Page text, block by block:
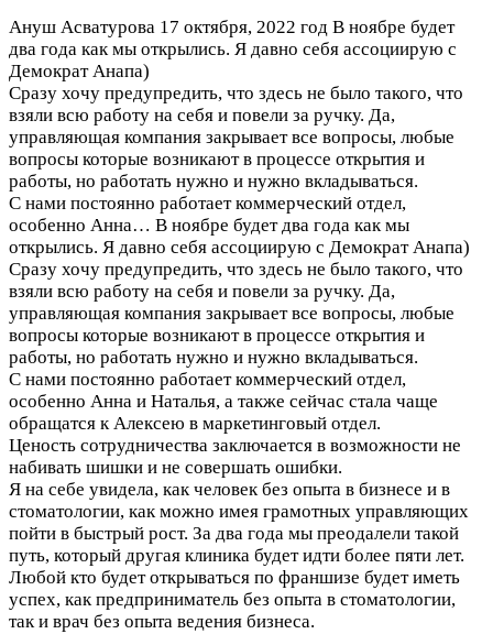
Ануш Асватурова 17 октября, 2022 год В ноябре будет
два года как мы открылись. Я давно себя ассоциирую с
Демократ Анапа)
Сразу хочу предупредить, что здесь не было такого, что
взяли всю работу на себя и повели за ручку. Да,
управляющая компания закрывает все вопросы, любые
вопросы которые возникают в процессе открытия и
работы, но работать нужно и нужно вкладываться.
С нами постоянно работает коммерческий отдел,
особенно Анна… В ноябре будет два года как мы
открылись. Я давно себя ассоциирую с Демократ Анапа)
Сразу хочу предупредить, что здесь не было такого, что
взяли всю работу на себя и повели за ручку. Да,
управляющая компания закрывает все вопросы, любые
вопросы которые возникают в процессе открытия и
работы, но работать нужно и нужно вкладываться.
С нами постоянно работает коммерческий отдел,
особенно Анна и Наталья, а также сейчас стала чаще
обращатся к Алексею в маркетинговый отдел.
Ценость сотрудничества заключается в возможности не
набивать шишки и не совершать ошибки.
Я на себе увидела, как человек без опыта в бизнесе и в
стоматологии, как можно имея грамотных управляющих
пойти в быстрый рост. За два года мы преодалели такой
путь, который другая клиника будет идти более пяти лет.
Любой кто будет открываться по франшизе будет иметь
успех, как предприниматель без опыта в стоматологии,
так и врач без опыта ведения бизнеса.